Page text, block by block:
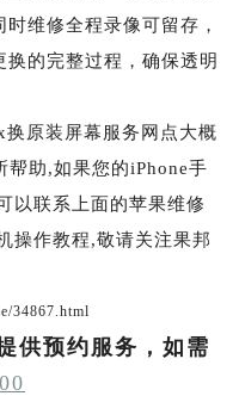
维修全程录像可留存，
换的完整过程，确保透明
原装屏幕服务网点大概
帮助,如果您的iPhone手
以联系上面的苹果维修
操作教程,敬请关注果邦
34867.html
供预约服务，如需